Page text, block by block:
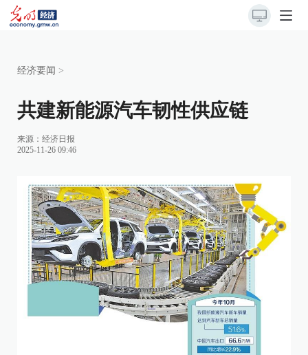
经济要闻 >
共建新能源汽车韧性供应链
来源： 经济日报
2025-11-26 09:46